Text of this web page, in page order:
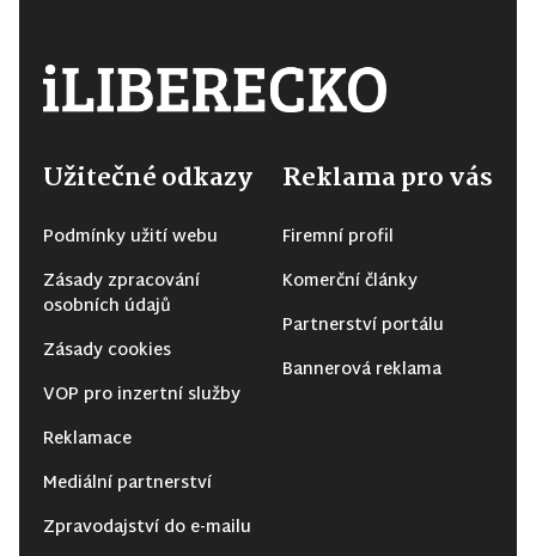
Užitečné odkazy
Podmínky užití webu
Zásady zpracování
osobních údajů
Zásady cookies
VOP pro inzertní služby
Reklamace
Mediální partnerství
Zpravodajství do e-mailu
Reklama pro vás
Firemní profil
Komerční články
Partnerství portálu
Bannerová reklama